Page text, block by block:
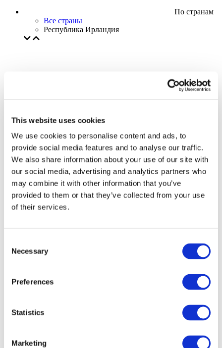
This website uses cookies
We use cookies to personalise content and ads, to
provide social media features and to analyse our traffic.
We also share information about your use of our site with
our social media, advertising and analytics partners who
may combine it with other information that you’ve
provided to them or that they’ve collected from your use
of their services.
Selection
Necessary
Preferences
Statistics
Marketing
По странам
Все страны
Республика Ирландия